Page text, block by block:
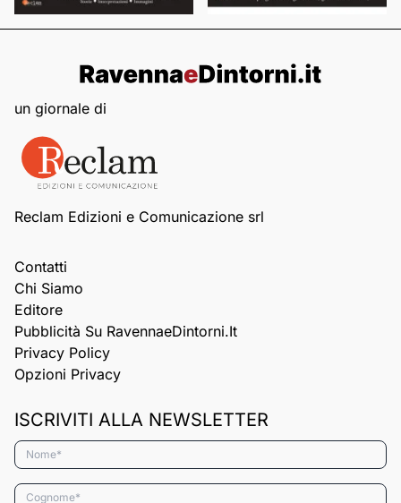
un giornale di
Reclam Edizioni e Comunicazione srl
Contatti
Chi Siamo
Editore
Pubblicità Su RavennaeDintorni.it
Privacy Policy
Opzioni Privacy
ISCRIVITI ALLA NEWSLETTER
Nome*
Cognome*